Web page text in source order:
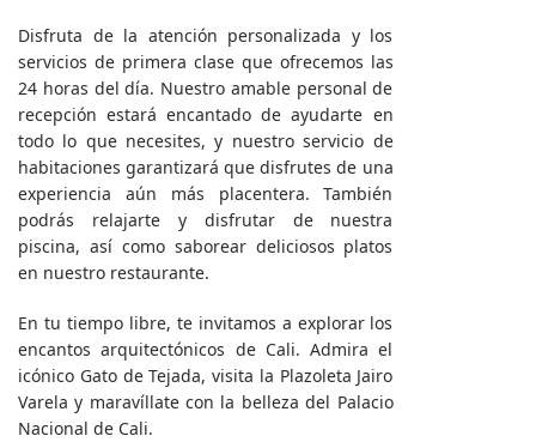
Disfruta de la atención personalizada y los
servicios de primera clase que ofrecemos las
24 horas del día. Nuestro amable personal de
recepción estará encantado de ayudarte en
todo lo que necesites, y nuestro servicio de
habitaciones garantizará que disfrutes de una
experiencia aún más placentera. También
podrás relajarte y disfrutar de nuestra
piscina, así como saborear deliciosos platos
en nuestro restaurante.
En tu tiempo libre, te invitamos a explorar los
encantos arquitectónicos de Cali. Admira el
icónico Gato de Tejada, visita la Plazoleta Jairo
Varela y maravíllate con la belleza del Palacio
Nacional de Cali.